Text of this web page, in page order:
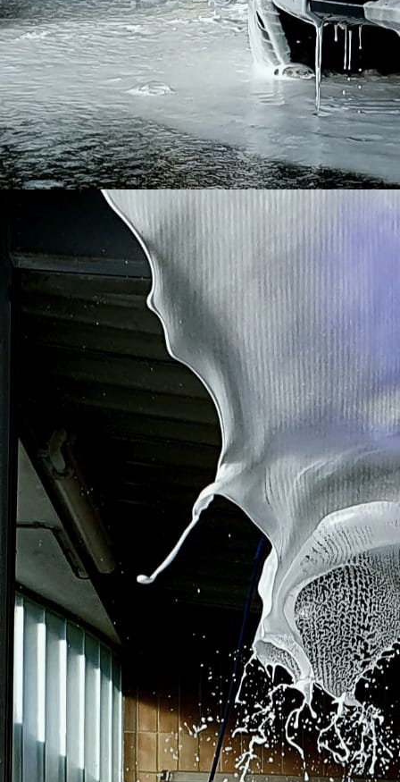
image2 (1)-j5n14-noxl9p
IMG_8904-j5n14-noxl9p
VideoCapture_20201107-120334-j5n14-noxl9p
IMG-20210707-WA0000